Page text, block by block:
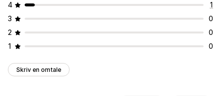
4
1
3
0
2
0
1
0
Skriv en omtale